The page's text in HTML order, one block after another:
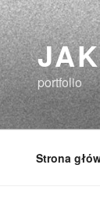
portfolio
Strona